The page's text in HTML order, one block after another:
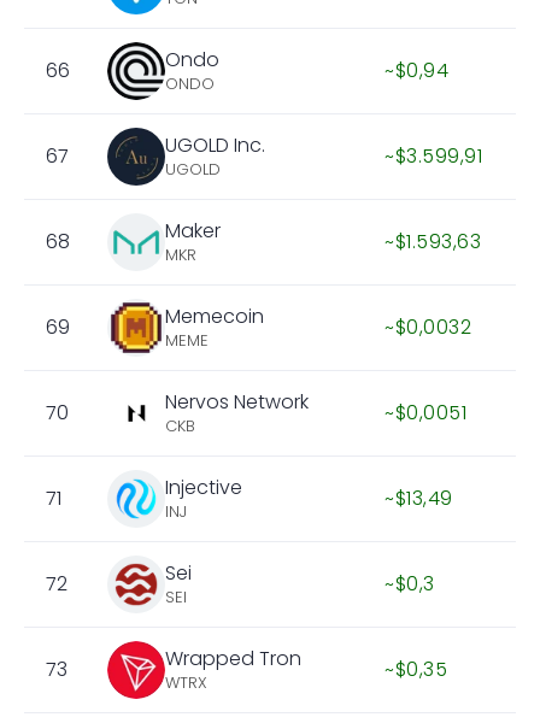
66 Ondo
ONDO ~$0,94
67 UGOLD Inc.
UGOLD ~$3.599,91
68 Maker
MKR ~$1.593,63
69 Memecoin
MEME ~$0,0032
70 Nervos Network
CKB ~$0,0051
71 Injective
INJ ~$13,49
72 Sei
SEI ~$0,3
73 Wrapped Tron
WTRX ~$0,35